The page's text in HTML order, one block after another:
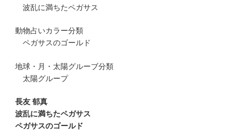
波乱に満ちたペガサス
動物占いカラー分類
ペガサスのゴールド
地球・月・太陽グルーブ分類
太陽グループ
長友 郁真
波乱に満ちたペガサス
ペガサスのゴールド